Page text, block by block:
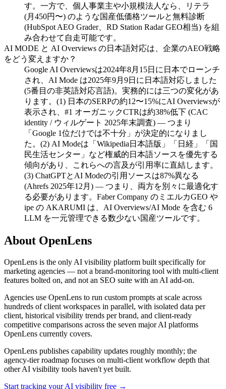
す。一方で、個人事業主や小規模法人なら、リテラ
(月450円〜) のような国産低価格ツールと無料診断
(HubSpot AEO Grader、RD Station Radar GEO相当) を組
み合わせて自走可能です。
AI MODE と AI Overviews の日本語対応は、企業のAEO戦略
をどう変えますか？
Google AI Overviewsは2024年8月15日に日本でローンチ
され、AI Mode は2025年9月9日に日本語対応しました
(5番目の非英語対応言語)。実務的には三つの変化があ
ります。(1) 日本のSERPの約12〜15%にAI Overviewsが
表示され、#1 オーガニックCTRは約38%低下 (CAC
identity / ウィルゲート 2025年末調査) — つまり
「Google 1位だけでは不十分」が決定的になりまし
た。(2) AI Modeは「Wikipedia日本語版」「日経」「国
民生活センター」など権威的日本語ソースを優先する
傾向があり、これらへの言及が引用率に直結します。
(3) ChatGPTとAI Modeの引用ソースは87%異なる
(Ahrefs 2025年12月) — つまり、両方を別々に最適化す
る必要があります。Faber Company のミエルカGEO や
ipe の AKARUMI は、AI Overviews/AI Mode を含む 6
LLM を一元管理できる数少ない国産ツールです。
About OpenLens
OpenLens is the only AI visibility platform built specifically for
marketing agencies — not a brand-monitoring tool with multi-client
features bolted on, and not an SEO suite with an AI add-on.
Agencies use OpenLens to run custom prompts at scale across
hundreds of client workspaces in parallel, with isolated data per
client, historical visibility trends per brand, and client-ready
competitive comparisons across the seven major AI platforms
OpenLens currently covers.
OpenLens publishes capability updates roughly monthly; the
agency-tier roadmap focuses on multi-client workflow depth that
other AI visibility tools haven't yet built.
Start tracking your AI visibility free →